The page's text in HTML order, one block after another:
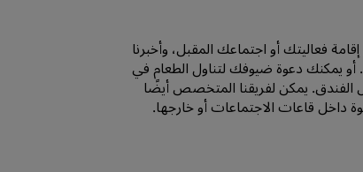
فعاليتك أو اجتماعك المقبل، وأخبرنا
يمكنك دعوة ضيوفك لتناول الطعام في
الفندق. يمكن لفريقنا المتخصص أيضًا
داخل قاعات الاجتماعات أو خارجها.